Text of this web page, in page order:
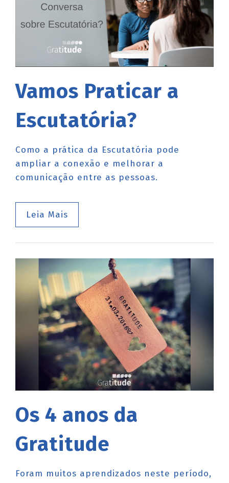
Vamos Praticar a
Escutatória?
Como a prática da Escutatória pode
ampliar a conexão e melhorar a
comunicação entre as pessoas.
Leia Mais
Os 4 anos da
Gratitude
Foram muitos aprendizados neste período,